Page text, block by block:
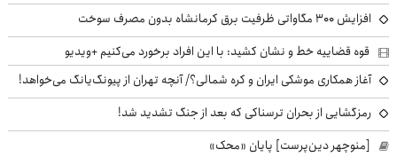
افزایش ۳۰۰ مگاواتی ظرفیت برق کرمانشاه بدون مصرف سوخت
قوه قضاییه خط و نشان کشید: با این افراد برخورد می‌کنیم +ویدیو
آغاز همکاری موشکی ایران و کره شمالی؟/ آنچه تهران از پیونگ‌یانگ می‌خواهد!
رمزگشایی از بحران ترسناکی که بعد از جنگ تشدید شد!
[منوچهر دین‌پرست] پایان «محک»